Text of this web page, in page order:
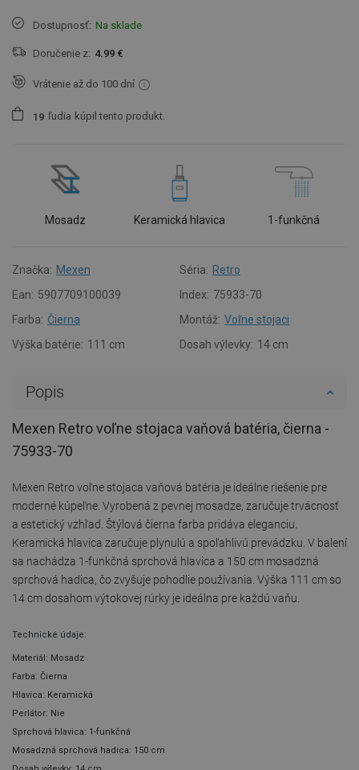
Dostupnosť: Na sklade
Doručenie z: 4.99 €
Vrátenie až do 100 dní
1 9 ľudia kúpil tento produkt.
Mosadz Keramická hlavica 1-funkčná
Značka: Mexen Séria: Retro
Ean: 5907709100039 Index: 75933-70
Farba: Čierna Montáž: Voľne stojaci
Výška batérie: 111 cm Dosah výlevky: 14 cm
Popis
Mexen Retro voľne stojaca vaňová batéria, čierna -
75933-70
Mexen Retro voľne stojaca vaňová batéria je ideálne riešenie pre
moderné kúpeľne. Vyrobená z pevnej mosadze, zaručuje trvácnosť
a estetický vzhľad. Štýlová čierna farba pridáva eleganciu.
Keramická hlavica zaručuje plynulú a spoľahlivú prevádzku. V balení
sa nachádza 1-funkčná sprchová hlavica a 150 cm mosadzná
sprchová hadica, čo zvyšuje pohodlie používania. Výška 111 cm so
14 cm dosahom výtokovej rúrky je ideálna pre každú vaňu.
Technické údaje:
Materiál: Mosadz
Farba: Čierna
Hlavica: Keramická
Perlátor: Nie
Sprchová hlavica: 1-funkčná
Mosadzná sprchová hadica: 150 cm